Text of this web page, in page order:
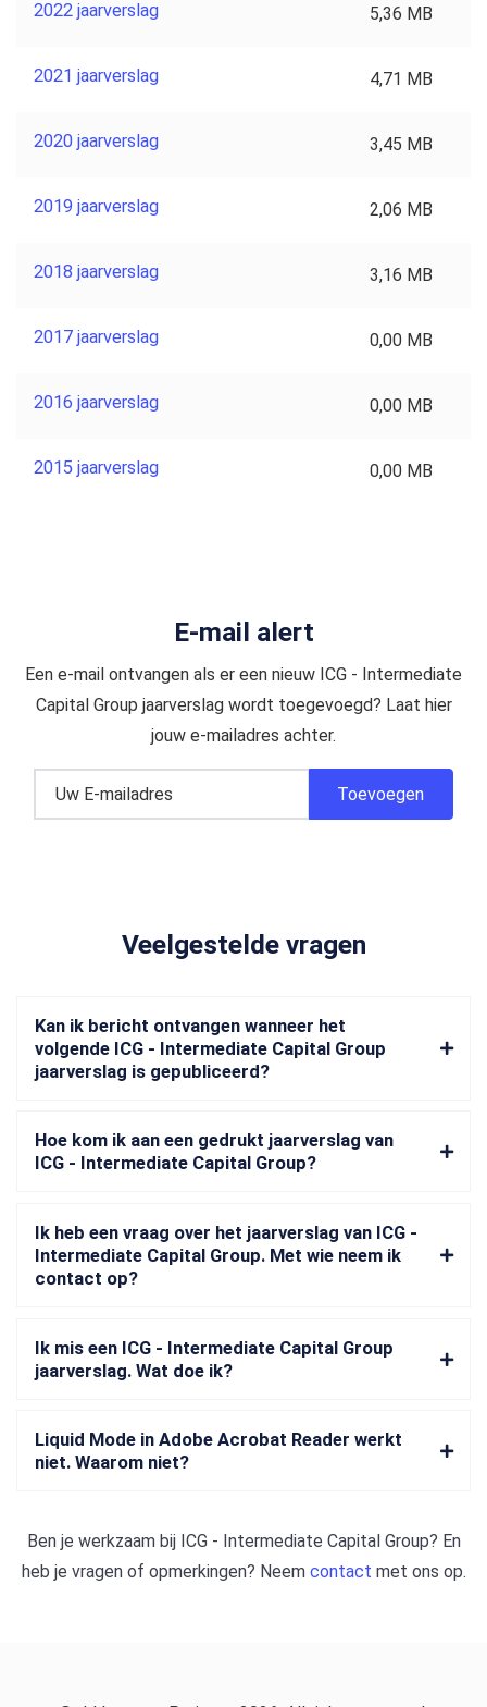
2022 jaarverslag 5,36 MB
2021 jaarverslag 4,71 MB
2020 jaarverslag 3,45 MB
2019 jaarverslag 2,06 MB
2018 jaarverslag 3,16 MB
2017 jaarverslag 0,00 MB
2016 jaarverslag 0,00 MB
2015 jaarverslag 0,00 MB
E-mail alert
Een e-mail ontvangen als er een nieuw ICG - Intermediate
Capital Group jaarverslag wordt toegevoegd? Laat hier
jouw e-mailadres achter.
Veelgestelde vragen
Kan ik bericht ontvangen wanneer het
volgende ICG - Intermediate Capital Group
jaarverslag is gepubliceerd?
Hoe kom ik aan een gedrukt jaarverslag van
ICG - Intermediate Capital Group?
Ik heb een vraag over het jaarverslag van ICG -
Intermediate Capital Group. Met wie neem ik
contact op?
Ik mis een ICG - Intermediate Capital Group
jaarverslag. Wat doe ik?
Liquid Mode in Adobe Acrobat Reader werkt
niet. Waarom niet?
Ben je werkzaam bij ICG - Intermediate Capital Group? En
heb je vragen of opmerkingen? Neem contact met ons op.